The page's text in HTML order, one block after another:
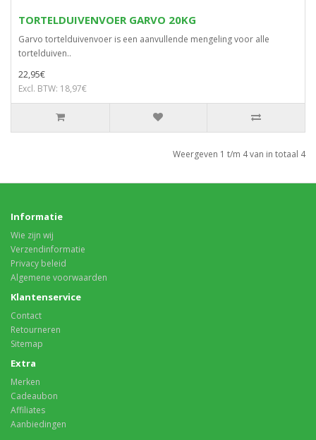
TORTELDUIVENVOER GARVO 20KG
Garvo tortelduivenvoer is een aanvullende mengeling voor alle
tortelduiven..
22,95€
Excl. BTW: 18,97€
Weergeven 1 t/m 4 van in totaal 4
Informatie
Wie zijn wij
Verzendinformatie
Privacy beleid
Algemene voorwaarden
Klantenservice
Contact
Retourneren
Sitemap
Extra
Merken
Cadeaubon
Affiliates
Aanbiedingen